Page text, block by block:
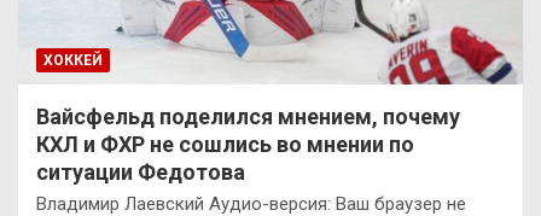
ХОККЕЙ
Вайсфельд поделился мнением, почему
КХЛ и ФХР не сошлись во мнении по
ситуации Федотова
Владимир Лаевский Аудио-версия: Ваш браузер не